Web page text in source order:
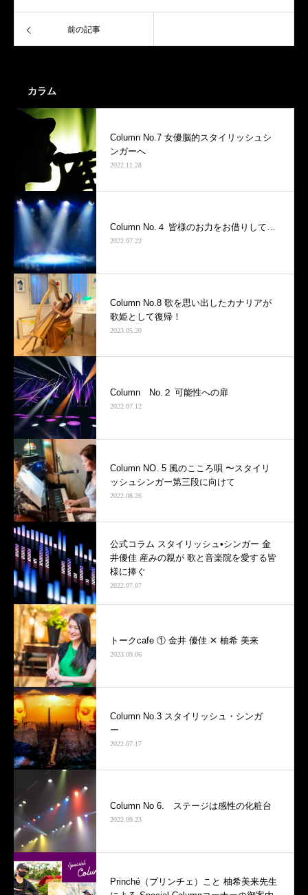
前の記事
カラム
Column No.7 女優脳的スタイリッシュシ
ンガーへ
2022.11.28
Column No.４ 皆様のお力をお借りして…
2022.07.22
Column No.8 歌を思い出したカナリアが
歌姫として復帰！
2023.05.20
Column No.２ 可能性への扉
2022.07.12
Column NO. 5 風のこころ唄 〜スタイリ
ッシュシンガー第三段に向けて
2022.08.26
公式コラム スタイリッシュ•シンガー 金
井優佳 産みの親が 歌と音楽院を愛する皆
様に捧ぐ
2022.07.07
トークcafe ① 金井 優佳 ✕ 柚希 美来
2023.09.06
Column No.3 スタイリッシュ・シンガ
ー
2022.07.17
Column No 6. ステージは感性の化粧台
2022.09.23
Prinché（プリンチェ）こと 柚希美来先生